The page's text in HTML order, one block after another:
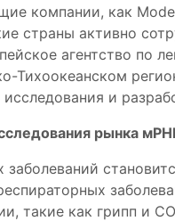
компании, как
страны активно
агентство по
Тихоокеанском
и
рынка
заболеваний
такие как грипп и